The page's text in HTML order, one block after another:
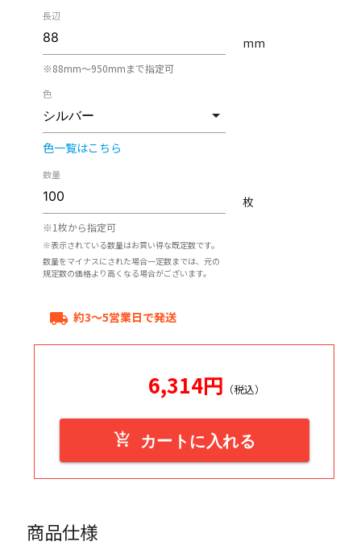
長辺
※88mm〜950mmまで指定可
mm
色
色一覧はこちら
数量
※1枚から指定可
※表示されている数量はお買い得な既定数です。
数量をマイナスにされた場合一定数までは、元の
規定数の価格より高くなる場合がございます。
枚
local_shipping 約3～5営業日で発送
6,314円 （税込）
add_shopping_cart カートに入れる
商品仕様